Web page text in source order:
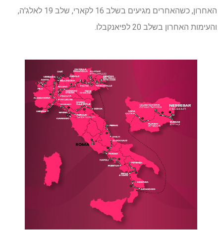
האחרון, כשהאחרים מגיעים בשלב 16 לקארי, שלב 19 לאלג'ה,
והעימות האחרון בשלב 20 לפיאנקבלו.